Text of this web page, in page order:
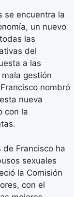
se encuentra la
un nuevo
las
del
a las
gestión
nombró
nueva
con la
Francisco ha
sexuales
la Comisión
con el